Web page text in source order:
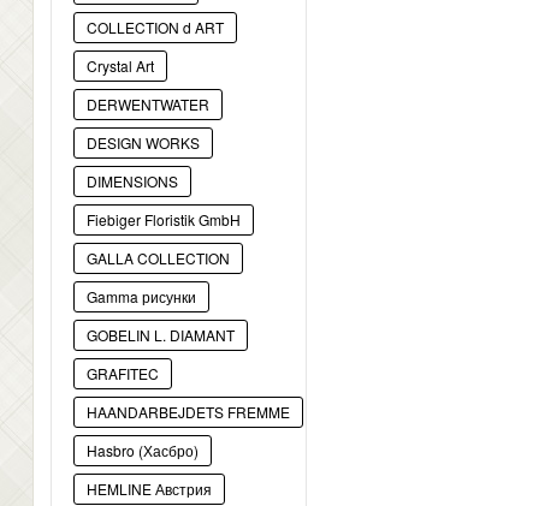
COLLECTION d ART
Crystal Art
DERWENTWATER
DESIGN WORKS
DIMENSIONS
Fiebiger Floristik GmbH
GALLA COLLECTION
Gamma рисунки
GOBELIN L. DIAMANT
GRAFITEC
HAANDARBEJDETS FREMME
Hasbro (Хасбро)
HEMLINE Австрия